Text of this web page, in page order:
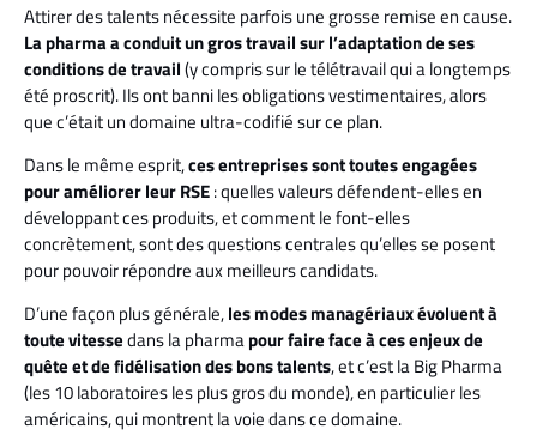
Attirer des talents nécessite parfois une grosse remise en cause.
La pharma a conduit un gros travail sur l’adaptation de ses
conditions de travail(y compris sur le télétravail qui a longtemps
été proscrit). Ils ont banni les obligations vestimentaires, alors
que c’était un domaine ultra-codifié sur ce plan.
Dans le même esprit,ces entreprises sont toutes engagées
pour améliorer leur RSE: quelles valeurs défendent-elles en
développant ces produits, et comment le font-elles
concrètement, sont des questions centrales qu’elles se posent
pour pouvoir répondre aux meilleurs candidats.
D’une façon plus générale,les modes managériaux évoluent à
toute vitessedans la pharmapour faire face à ces enjeux de
quête et de fidélisation des bons talents, et c’est la Big Pharma
(les 10 laboratoires les plus gros du monde), en particulier les
américains, qui montrent la voie dans ce domaine.